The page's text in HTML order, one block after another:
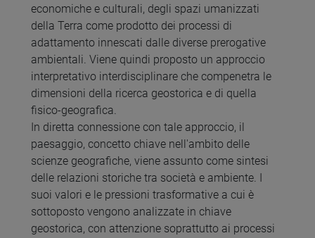
economiche e culturali, degli spazi umanizzati
della Terra come prodotto dei processi di
adattamento innescati dalle diverse prerogative
ambientali. Viene quindi proposto un approccio
interpretativo interdisciplinare che compenetra le
dimensioni della ricerca geostorica e di quella
fisico-geografica.
In diretta connessione con tale approccio, il
paesaggio, concetto chiave nell'ambito delle
scienze geografiche, viene assunto come sintesi
delle relazioni storiche tra società e ambiente. I
suoi valori e le pressioni trasformative a cui è
sottoposto vengono analizzate in chiave
geostorica, con attenzione soprattutto ai processi